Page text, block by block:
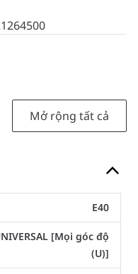
Mở rộng tất cả
E40
[Mọi góc độ
(U)]